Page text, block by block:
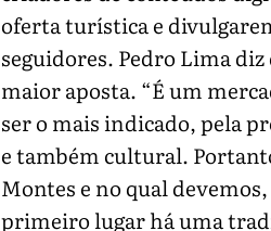
oferta turística e
seguidores. Pedro Lima
maior aposta. “É um
ser o mais indicado, pela
e também cultural.
Montes e no qual
primeiro lugar há uma